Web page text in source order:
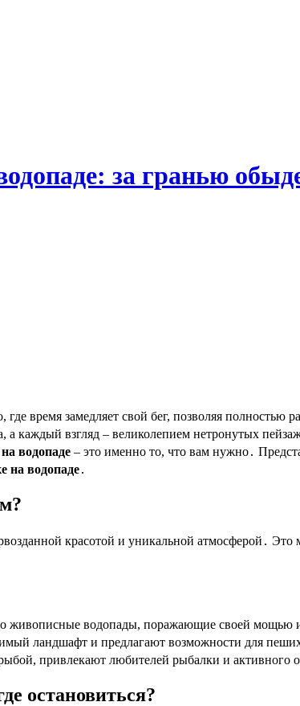
за гранью
а каждый взгляд – великолепием нетронутых
водопаде – это именно то, что вам нужно․
на водопаде․
красотой и уникальной атмосферой․
живописные водопады, поражающие своей мощью
ландшафт и предлагают возможности для
привлекают любителей рыбалки и активного
остановиться?